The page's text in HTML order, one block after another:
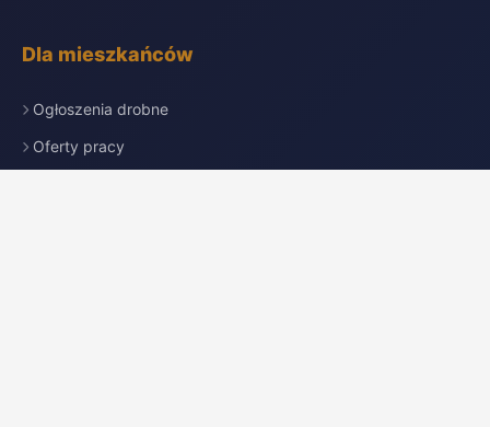
Dla mieszkańców
Ogłoszenia drobne
Oferty pracy